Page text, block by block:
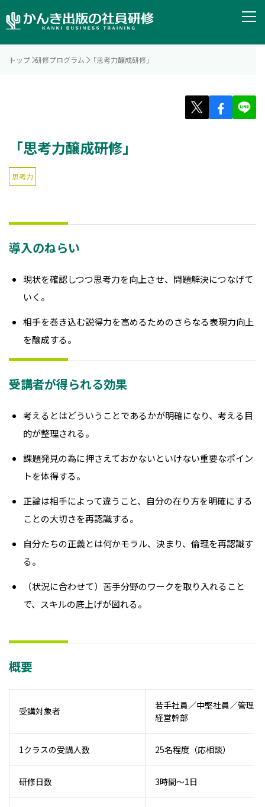
トップ 研修プログラム 「思考力醸成研修」
「思考力醸成研修」
思考力
導入のねらい
現状を確認しつつ思考力を向上させ、問題解決につなげて
いく。
相手を巻き込む説得力を高めるためのさらなる表現力向上
を醸成する。
受講者が得られる効果
考えるとはどういうことであるかが明確になり、考える目
的が整理される。
課題発見の為に押さえておかないといけない重要なポイン
トを体得する。
正論は相手によって違うこと、自分の在り方を明確にする
ことの大切さを再認識する。
自分たちの正義とは何かモラル、決まり、倫理を再認識す
る。
（状況に合わせて）苦手分野のワークを取り入れること
で、スキルの底上げが図れる。
概要
受講対象者
若手社員／中堅社員／管理職
経営幹部
1クラスの受講人数 25名程度（応相談）
研修日数 3時間～1日